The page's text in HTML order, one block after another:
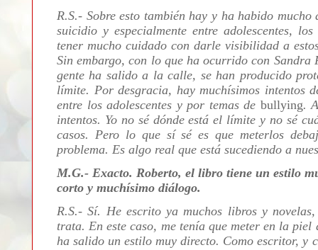
R.S.- Sobre esto también hay y ha habido
suicidio y especialmente entre adolescentes,
tener mucho cuidado con darle visibilidad a
Sin embargo, con lo que ha ocurrido con
gente ha salido a la calle, se han producido
límite. Por desgracia, hay muchísimos intentos
entre los adolescentes y por temas de bullying.
intentos. Yo no sé dónde está el límite y no sé
casos. Pero lo que sí sé es que meterlos
problema. Es algo real que está sucediendo a
M.G.- Exacto. Roberto, el libro tiene un estilo
corto y muchísimo diálogo.
R.S.- Sí. He escrito ya muchos libros y
trata. En este caso, me tenía que meter en la piel
ha salido un estilo muy directo. Como escritor, y